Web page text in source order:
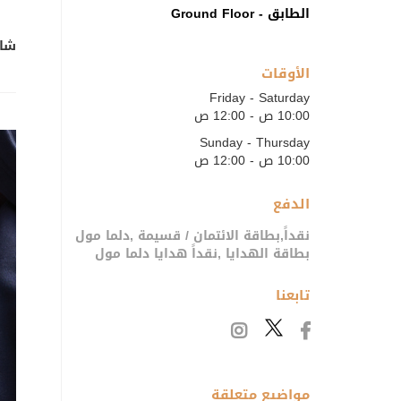
الطابق - Ground Floor
الأوقات
Friday - Saturday
10:00 ص - 12:00 ص
Sunday - Thursday
10:00 ص - 12:00 ص
الدفع
نقداً,بطاقة الائتمان / قسيمة ,دلما مول
بطاقة الهدايا ,نقداً هدايا دلما مول
تابعنا
مواضيع متعلقة